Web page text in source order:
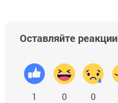
Оставляйте реакции
1 0 0